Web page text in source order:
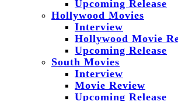
Upcoming Release
Hollywood Movies
Interview
Hollywood Movie
Upcoming Release
South Movies
Interview
Movie Review
Upcoming Release